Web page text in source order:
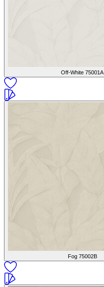
Off-White 75001A
Fog 75002B